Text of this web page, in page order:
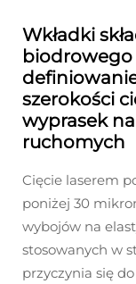
Wkładki
biodrowego
szerokości
wyprasek
ruchomych
Cięcie laserem
poniżej 30
wybojów na
stosowanych w
przyczynia się